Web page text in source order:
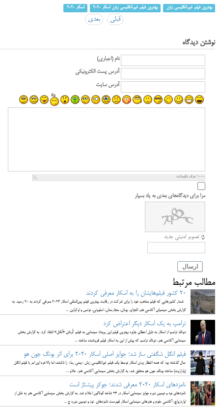
بهترین فیلم غیرانگلیسی زبان بهترین فیلم غیرانگلیسی زبان اسکار 2020 اسکار 2020
قبلی بعدی
نوشتن دیدگاه
نام (اجباری)
آدرس پست الکترونیکی
آدرس سایت
1000 حرف باقیمانده
مرا برای دیدگاه‌های بعدی به یاد بسپار
تصویر امنیتی جدید
ارسال
مطالب مرتبط
۲۰ کشور فیلم‌هایشان را به اسکار معرفی کردند
شمار کشورهایی که فیلم منتخب خود را برای شرکت در رقابت بهترین فیلم بین‌المللی اسکار ۲۰۲۳ معرفی کردند به ۲۰ رسید. به
گزارش بخش سینمیای آکادمی هنر، الجزایر، یونان، مجارستان، اسلوونی، تونس و اوکراین ...
ترامپ به یک اسکار دیگر اعتراض کرد
دونالد ترامپ از اسکار به دلیل اعطای جایزه بهترین فیلم این رویداد سینمایی به فیلم کُره‌ای «اَنگل» انتقاد کرد. به گزارش بخش
سینمایی آکادمی هنر، دونالد ترامپ که پیش از این به اسکار فیلم فروشنده ساخته ...
فیلم انگل شگفتی ساز شد؛ جوایز اصلی اسکار 2020 برای اثر بونگ جون هو
سال گذشته بود که همه انتظار بردن اسکار توسط یک فیلم غیرانگلیسی زبان -یعنی رما- را داشتند؛ اما بالاخره این امر با فیلم انگل
(پارازیت) ساخته بونگ جون هو محقق شد. به گزارش بخش سینمایی آکادمی هنر، علاو ...
نامزدهای اسکار 2020 معرفی شدند؛ جوکر پیشتاز است
نامزدهای نود و دومین دوره جوایز سینمایی اسکار در ۲۴ شاخه گوناگون اعلام شد. به گزارش بخش سینمایی آکادمی هنر به نقل از
اواردزواچ، آکادمی علوم و هنرهای سینمایی اسکار فهرست نامزدهای نود و دومین دوره ج ...